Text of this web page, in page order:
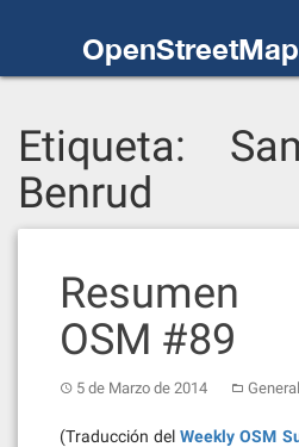
OpenStreetMap
Etiqueta:
Benrud
Resumen
OSM #89
5 de Marzo de 2014 General
(Traducción delWeekly OSM